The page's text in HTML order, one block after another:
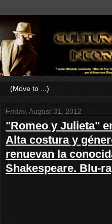
Friday, August 31, 2012
"Romeo y Julieta"
Alta costura y
renuevan la
Shakespeare. Blu-